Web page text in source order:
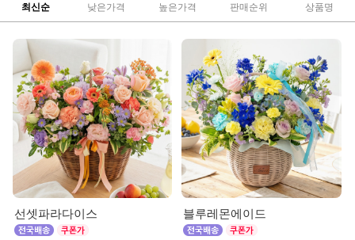
최신순 낮은가격 높은가격 판매순위 상품명
선셋파라다이스 블루레몬에이드